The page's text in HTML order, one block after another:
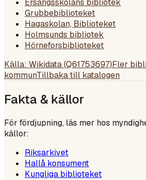
Ersängsskolans bibliotek
Grubbebiblioteket
Hagaskolan, Biblioteket
Holmsunds bibliotek
Hörneforsbiblioteket
Källa: Wikidata (Q61753697)Fler
kommunTillbaka till katalogen
Fakta & källor
För fördjupning, läs mer hos
källor:
Riksarkivet
Hallå konsument
Kungliga biblioteket